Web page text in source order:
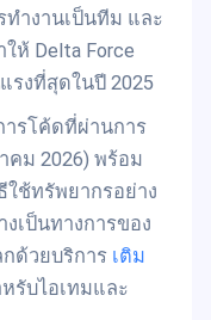
ทำงานเป็นทีม และ
ห้ Delta Force
รงที่สุดในปี 2025
ารโค้ดที่ผ่านการ
คม 2026) พร้อม
ช้ทรัพยากรอย่าง
เป็นทางการของ
ด้วยบริการ เติม
รับไอเทมและ